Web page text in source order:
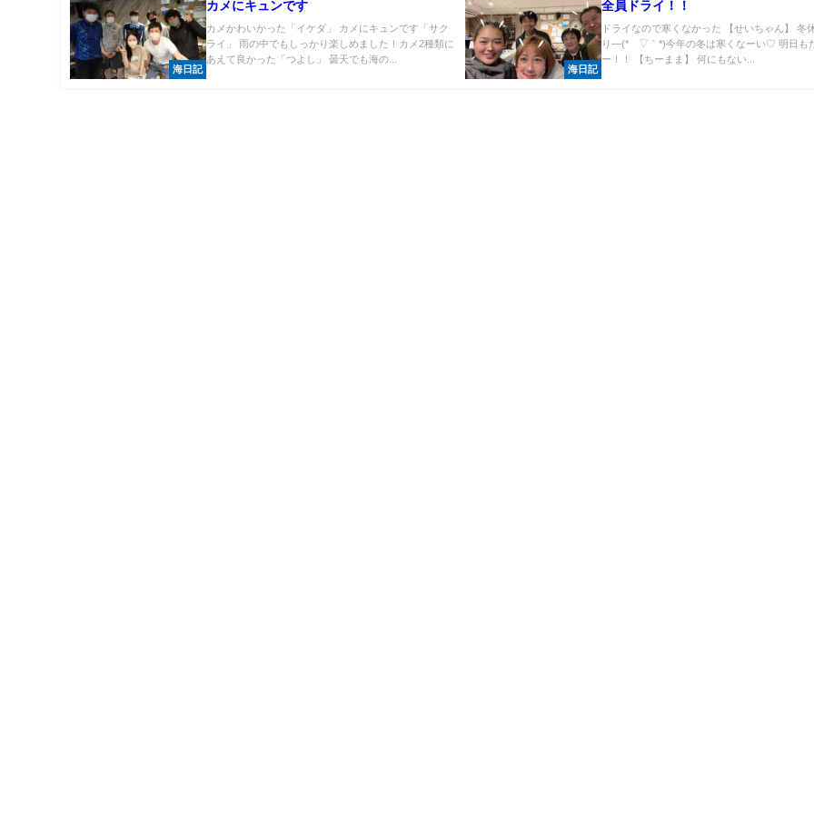
海日記
カメにキュンです
カメかわいかった「イケダ」 カメにキュンです「サク
ライ」 雨の中でもしっかり楽しめました！カメ2種類に
あえて良かった「つよし」 曇天でも海の...
海日記
全員ドライ！！
ドライなので寒くなかった 【せいちゃん】 冬
り―(*´▽｀*)今年の冬は寒くなーい♡ 明日も
ー！！ 【ちーまま】 何にもない...